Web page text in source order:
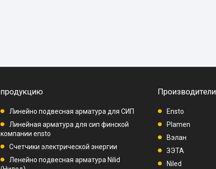
продукцию
Линейно подвесная арматура для СИП
Линейная арматура для сип финской
компании ensto
Счетчики электрической энергии
Ленейно подвесная арматура Nilid
Производители
Ensto
Plamen
Вэлан
ЗЭТА
Niled